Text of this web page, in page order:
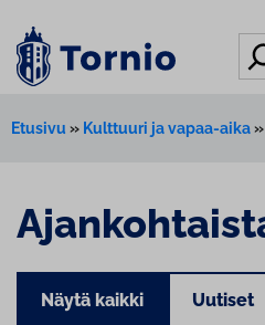
Hae
Etusivu » Kulttuuri ja vapaa-aika»
Näytä kaikki Uutiset